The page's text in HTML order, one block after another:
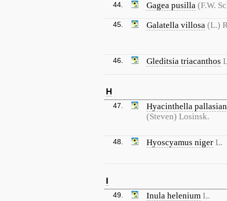
44. Gagea pusilla (F.W.
45. Galatella villosa (L.)
46. Gleditsia triacanthos
H
47.
Hyacinthella
(Steven) Losinsk.
48. Hyoscyamus niger L.
I
49. Inula helenium L.